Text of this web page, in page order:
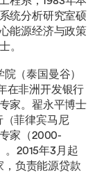
统分析研究室硕
能源经济与政策
。
（泰国曼谷）
在非洲开发银行
家。翟永平博士
（菲律宾马尼
家（2000-
。2015年3月起
，负责能源贷款